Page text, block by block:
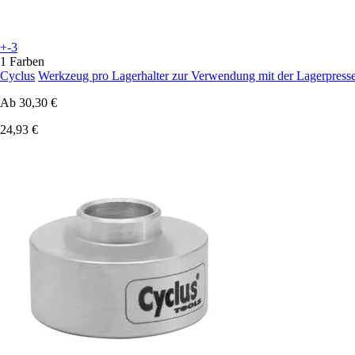
+-3
1 Farben
Cyclus Werkzeug pro Lagerhalter zur Verwendung mit der
Ab 30,30 €
24,93 €